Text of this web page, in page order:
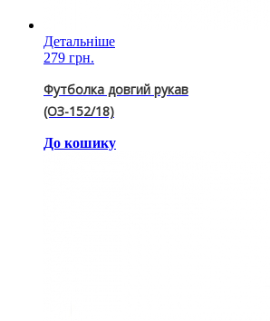
Детальніше
279 грн.
Футболка довгий рукав
(ОЗ-152/18)
До кошику